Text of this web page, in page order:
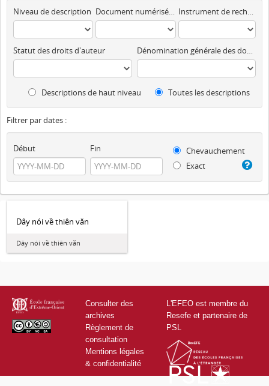
Niveau de description Document numérisé disponible Instrument de recherche
Statut des droits d'auteur Dénomination générale des documents
Descriptions de haut niveau Toutes les descriptions
Filtrer par dates :
Début Fin
Chevauchement
Exact
Dây nói về thiên văn
Dây nói về thiên văn
Consulter des
archives
Règlement de
consultation
Mentions légales
& confidentialité
L'EFEO est membre du
Resefe et partenaire de
PSL